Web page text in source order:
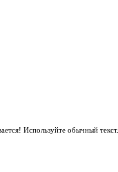
Используйте обычный текст.